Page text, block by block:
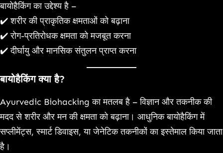
बायोहैकिंग का उद्देश्य है –
✔️ शरीर की प्राकृतिक क्षमताओं को बढ़ाना
✔️ रोग-प्रतिरोधक क्षमता को मजबूत करना
✔️ दीर्घायु और मानसिक संतुलन प्राप्त करना
बायोहैकिंग क्या है?
Ayurvedic Biohacking का मतलब है – विज्ञान और तकनीक की
मदद से शरीर और मन की क्षमता को बढ़ाना। आधुनिक बायोहैकिंग में
सप्लीमेंट्स, स्मार्ट डिवाइस, या जेनेटिक तकनीकों का इस्तेमाल किया जाता
है।